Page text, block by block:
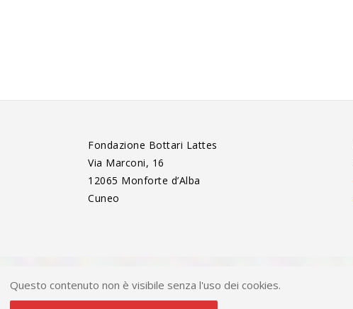
Fondazione Bottari Lattes
Via Marconi, 16
12065 Monforte d’Alba
Cuneo
Questo contenuto non è visibile senza l'uso dei cookies.